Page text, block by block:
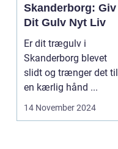
Skanderborg: Giv
Dit Gulv Nyt Liv
Er dit trægulv i
Skanderborg blevet
slidt og trænger det til
en kærlig hånd ...
14 November 2024